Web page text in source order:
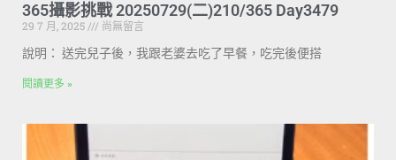
365攝影挑戰 20250729(二)210/365 Day3479
29 7 月, 2025
尚無留言
說明： 送完兒子後，我跟老婆去吃了早餐，吃完後便搭
閱讀更多 »